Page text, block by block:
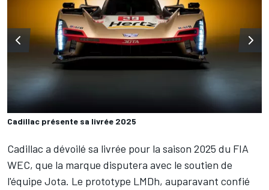
Cadillac présente sa livrée 2025
Cadillac a dévoilé sa livrée pour la saison 2025 du FIA
WEC, que la marque disputera avec le soutien de
l'équipe Jota. Le prototype LMDh, auparavant confié